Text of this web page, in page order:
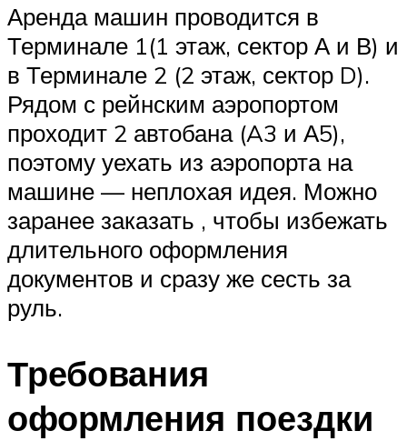
Аренда машин проводится в
Терминале 1(1 этаж, сектор А и В) и
в Терминале 2 (2 этаж, сектор D).
Рядом с рейнским аэропортом
проходит 2 автобана (A3 и А5),
поэтому уехать из аэропорта на
машине — неплохая идея. Можно
заранее заказать , чтобы избежать
длительного оформления
документов и сразу же сесть за
руль.
Требования
оформления поездки